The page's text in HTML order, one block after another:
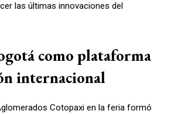
las últimas innovaciones del
como plataforma
internacional
Cotopaxi en la feria formó